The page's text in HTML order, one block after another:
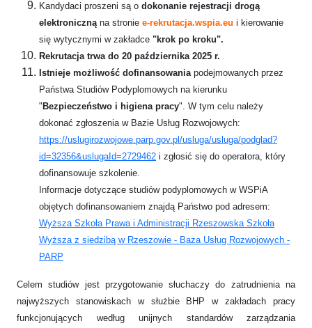
Kandydaci proszeni są o dokonanie rejestracji drogą
elektronicznąna stronie e-rekrutacja.wspia.eu i kierowanie
się wytycznymi w zakładce "krok po kroku".
Rekrutacja trwa do 20 października 2025 r.
Istnieje możliwość dofinansowaniapodejmowanych przez
Państwa Studiów Podyplomowych na kierunku
" Bezpieczeństwo i higiena pracy". W tym celu należy
dokonać zgłoszenia w Bazie Usług Rozwojowych:
https://uslugirozwojowe.parp.gov.pl/usluga/usluga/podglad?
id=32356&uslugaId=2729462 i zgłosić się do operatora, który
dofinansowuje szkolenie.
Informacje dotyczące studiów podyplomowych w WSPiA
objętych dofinansowaniem znajdą Państwo pod adresem:
Wyższa Szkoła Prawa i Administracji Rzeszowska Szkoła
Wyższa z siedzibą w Rzeszowie - Baza Usług Rozwojowych -
PARP
Celem studiów jest przygotowanie słuchaczy do zatrudnienia na
najwyższych stanowiskach w służbie BHP w zakładach pracy
funkcjonujących według unijnych standardów zarządzania